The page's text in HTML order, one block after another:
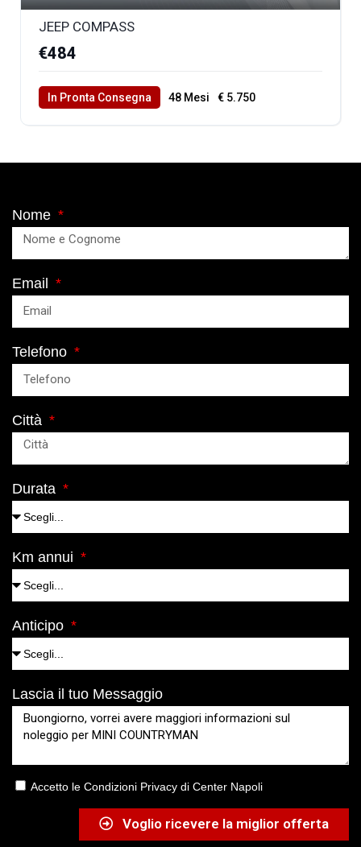
JEEP COMPASS
€484
In Pronta Consegna 48 Mesi
€ 5.750
Nome
Email
Telefono
Città
Durata
Km annui
Anticipo
Lascia il tuo Messaggio
Accetto le Condizioni Privacy di Center Napoli
Voglio ricevere la miglior offerta